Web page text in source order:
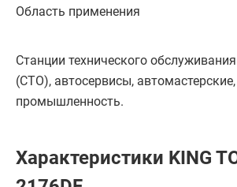
Область применения
Станции технического
(СТО), автосервисы, автомастерские,
промышленность.
Характеристики KING